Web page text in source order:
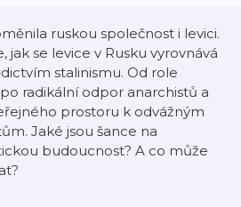
ruskou společnost i levici.
jak se levice v Rusku vyrovnává
stalinismu. Od role
radikální odpor anarchistů a
prostoru k odvážným
Jaké jsou šance na
budoucnost? A co může